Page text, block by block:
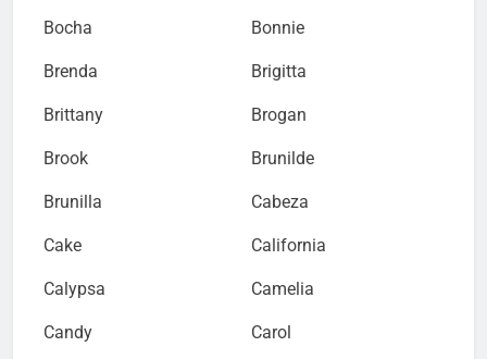
Bocha Bonnie
Brenda Brigitta
Brittany Brogan
Brook Brunilde
Brunilla Cabeza
Cake California
Calypsa Camelia
Candy Carol